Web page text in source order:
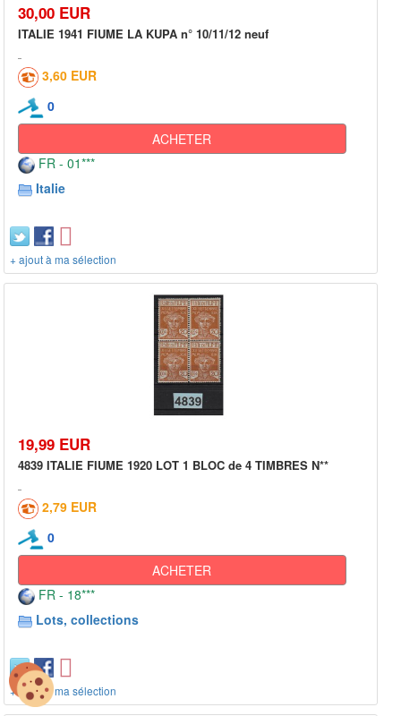
30,00 EUR
ITALIE 1941 FIUME LA KUPA n° 10/11/12 neuf
3,60 EUR
0
ACHETER
FR - 01***
Italie
+ ajout à ma sélection
19,99 EUR
4839 ITALIE FIUME 1920 LOT 1 BLOC de 4 TIMBRES N**
2,79 EUR
0
ACHETER
FR - 18***
Lots, collections
+ ajout à ma sélection